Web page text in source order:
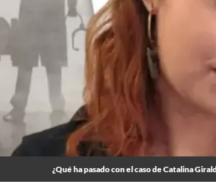
¿Qué ha pasado con el caso de Catalina